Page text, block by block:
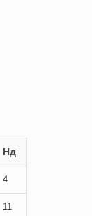
Нд
4
11